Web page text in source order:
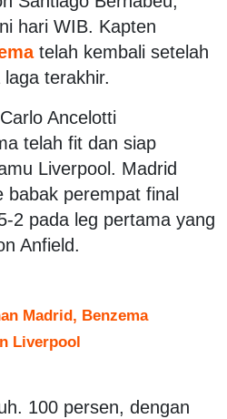
hari WIB. Kapten
telah kembali setelah
terakhir.
Carlo Ancelotti
telah fit dan siap
Liverpool. Madrid
perempat final
2 pada leg pertama yang
Anfield.
Madrid, Benzema
Liverpool
100 persen, dengan